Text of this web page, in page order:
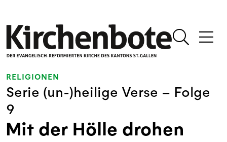
RELIGIONEN
Serie (un-)heilige Verse – Folge
9
Mit der Hölle drohen